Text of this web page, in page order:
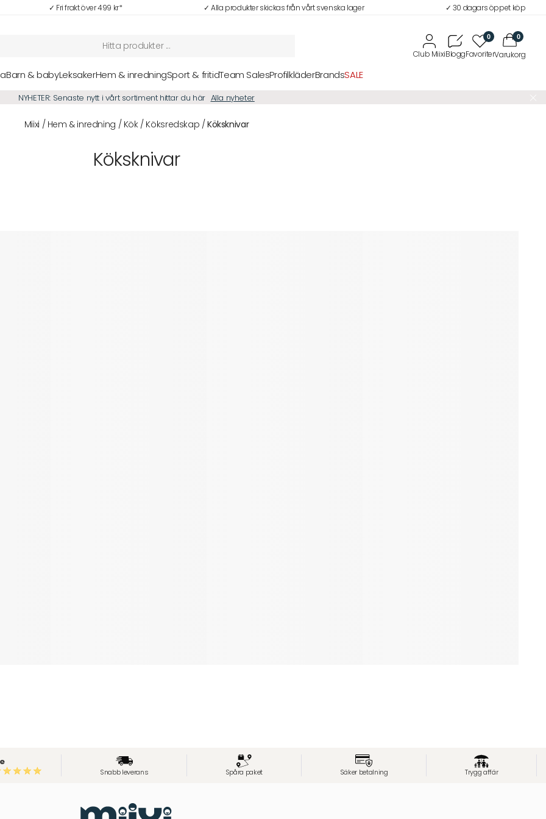
✓ Fri frakt över 499 kr* ✓ Alla produkter skickas från vårt svenska lager ✓ 30 dagars öppet köp
0 0
Barn & babyLeksakerHem & inredningSport & fritidTeam SalesProfilkläderBrandsSALE
NYHETER: Senaste nytt i vårt sortiment hittar du här Alla nyheter
Miixi / Hem & inredning / Kök/ Köksredskap /Köksknivar
Köksknivar
Snabb leverans Spåra paket Säker betalning Trygg affär